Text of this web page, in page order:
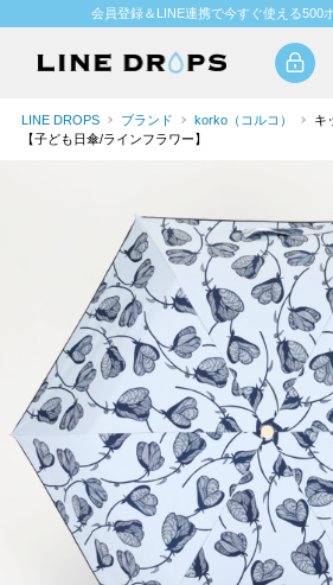
会員登録＆LINE連携で今すぐ使える500
LINE DROPS ブランド korko（コルコ）
キ
【子ども日傘/ラインフラワー】